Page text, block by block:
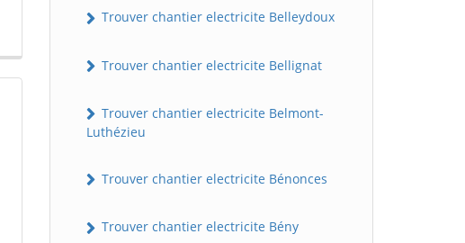
Trouver chantier electricite Belleydoux
Trouver chantier electricite Bellignat
Trouver chantier electricite Belmont-
Luthézieu
Trouver chantier electricite Bénonces
Trouver chantier electricite Bény